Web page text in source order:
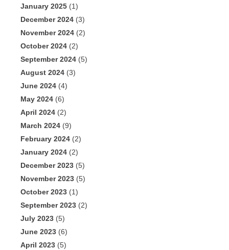
January 2025 (1)
December 2024 (3)
November 2024 (2)
October 2024 (2)
September 2024 (5)
August 2024 (3)
June 2024 (4)
May 2024 (6)
April 2024 (2)
March 2024 (9)
February 2024 (2)
January 2024 (2)
December 2023 (5)
November 2023 (5)
October 2023 (1)
September 2023 (2)
July 2023 (5)
June 2023 (6)
April 2023 (5)